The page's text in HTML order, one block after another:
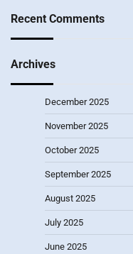
Recent Comments
Archives
December 2025
November 2025
October 2025
September 2025
August 2025
July 2025
June 2025